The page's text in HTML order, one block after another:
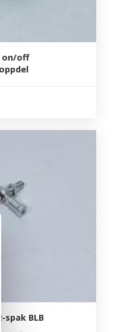
on/off
spak BLB